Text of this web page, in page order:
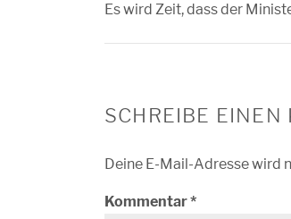
Es wird Zeit, dass der
SCHREIBE EINEN
Deine E-Mail-Adresse wird
Kommentar*